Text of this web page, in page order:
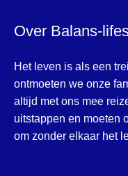
Over Balans-
Het leven is als een
ontmoeten we onze
altijd met ons mee
uitstappen en moeten
om zonder elkaar het